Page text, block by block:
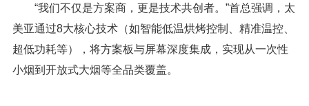
“我们不仅是方案商，更是技术共创者。”首总强调，太
美亚通过8大核心技术（如智能低温烘烤控制、精准温控、
超低功耗等），将方案板与屏幕深度集成，实现从一次性
小烟到开放式大烟等全品类覆盖。